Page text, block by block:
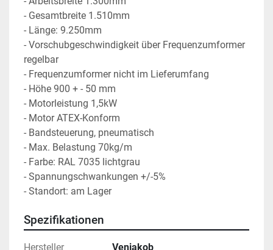
- Gesamtbreite 1.510mm
- Länge: 9.250mm
- Vorschubgeschwindigkeit über Frequenzumformer
regelbar
- Frequenzumformer nicht im Lieferumfang
- Höhe 900 + - 50 mm
- Motorleistung 1,5kW
- Motor ATEX-Konform
- Bandsteuerung, pneumatisch
- Max. Belastung 70kg/m
- Farbe: RAL 7035 lichtgrau
- Spannungschwankungen +/-5%
- Standort: am Lager
Spezifikationen
Hersteller Venjakob